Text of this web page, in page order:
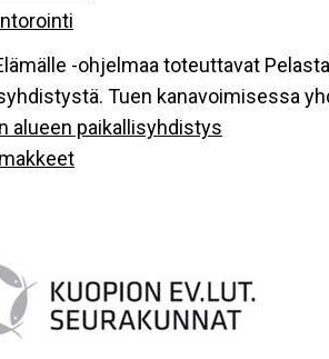
-ohjelmaa toteuttavat
Tuen kanavoimisessa
alueen paikallisyhdistys